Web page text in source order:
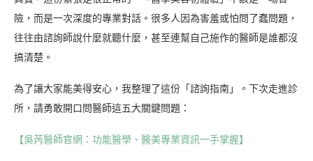
險，而是一次深度的專業對話。很多人因為害羞或怕問了蠢問題，
往往由諮詢師說什麼就聽什麼，甚至連幫自己施作的醫師是誰都沒
搞清楚。
為了讓大家能美得安心，我整理了這份「諮詢指南」。下次走進診
所，請勇敢開口問醫師這五大關鍵問題：
【吳芮醫師官網：功能醫學、醫美專業資訊一手掌握】